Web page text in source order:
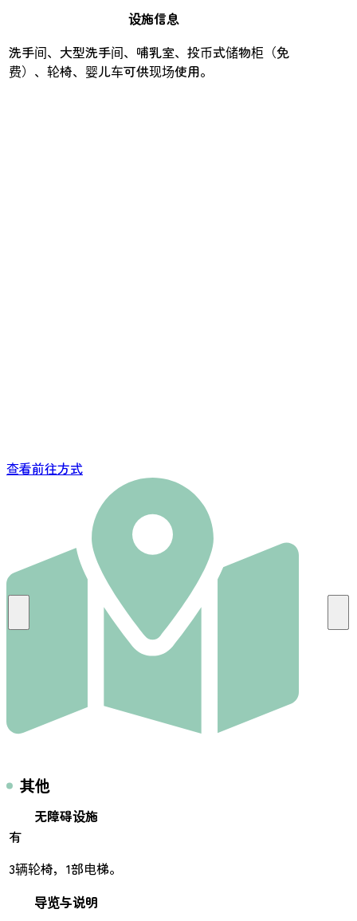
设施信息
洗手间、大型洗手间、哺乳室、投币式储物柜（免
费）、轮椅、婴儿车可供现场使用。
查看前往方式
其他
无障碍设施
有
3辆轮椅，1部电梯。
导览与说明